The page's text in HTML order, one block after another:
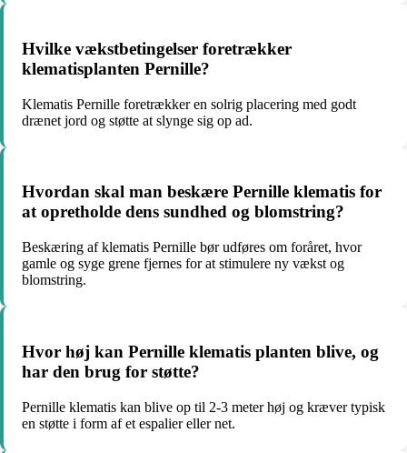
Hvilke vækstbetingelser foretrækker
klematisplanten Pernille?
Klematis Pernille foretrækker en solrig placering med godt
drænet jord og støtte at slynge sig op ad.
Hvordan skal man beskære Pernille klematis for
at opretholde dens sundhed og blomstring?
Beskæring af klematis Pernille bør udføres om foråret, hvor
gamle og syge grene fjernes for at stimulere ny vækst og
blomstring.
Hvor høj kan Pernille klematis planten blive, og
har den brug for støtte?
Pernille klematis kan blive op til 2-3 meter høj og kræver typisk
en støtte i form af et espalier eller net.